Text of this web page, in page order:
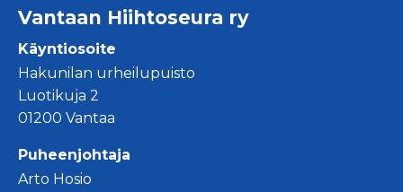
Vantaan Hiihtoseura ry
Käyntiosoite
Hakunilan urheilupuisto
Luotikuja 2
01200 Vantaa
Puheenjohtaja
Arto Hosio